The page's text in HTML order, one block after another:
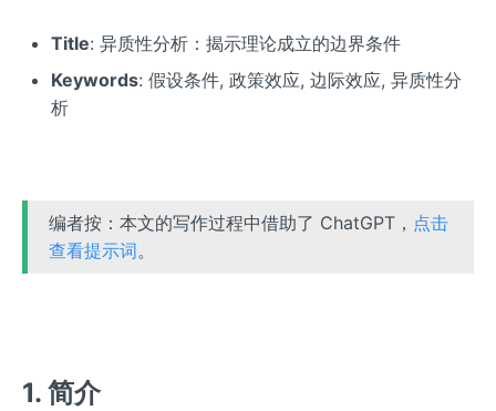
Title: 异质性分析：揭示理论成立的边界条件
Keywords: 假设条件, 政策效应, 边际效应, 异质性分
析
编者按：本文的写作过程中借助了 ChatGPT， 点击
查看提示词。
1. 简介